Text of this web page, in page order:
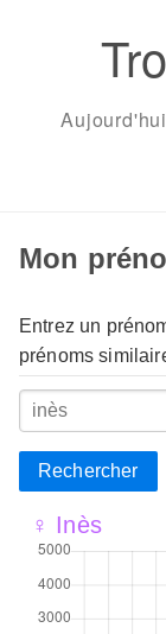
Aujourd'hui
Mon
Entrez un
prénoms
Rechercher
♀ Inès